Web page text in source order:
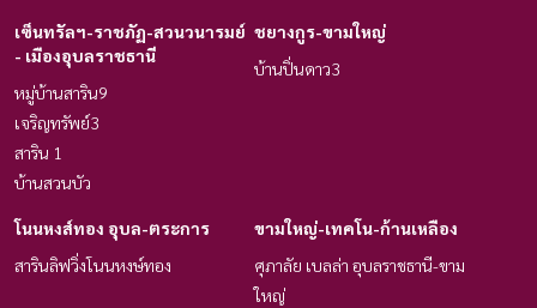
เซ็นทรัลฯ-ราชภัฏ-สวนวนารมย์
- เมืองอุบลราชธานี
หมู่บ้านสาริน9
เจริญทรัพย์3
สาริน 1
บ้านสวนบัว
ชยางกูร-ขามใหญ่
บ้านปิ่นดาว3
โนนหงส์ทอง อุบล-ตระการ
สารินลิฟวิ่งโนนหงษ์ทอง
ขามใหญ่-เทคโน-ก้านเหลือง
ศุภาลัย เบลล่า อุบลราชธานี-ขาม
ใหญ่